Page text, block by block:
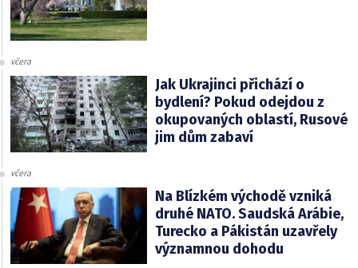
včera
Jak Ukrajinci přichází o
bydlení? Pokud odejdou z
okupovaných oblastí, Rusové
jim dům zabaví
včera
Na Blízkém východě vzniká
druhé NATO. Saudská Arábie,
Turecko a Pákistán uzavřely
významnou dohodu